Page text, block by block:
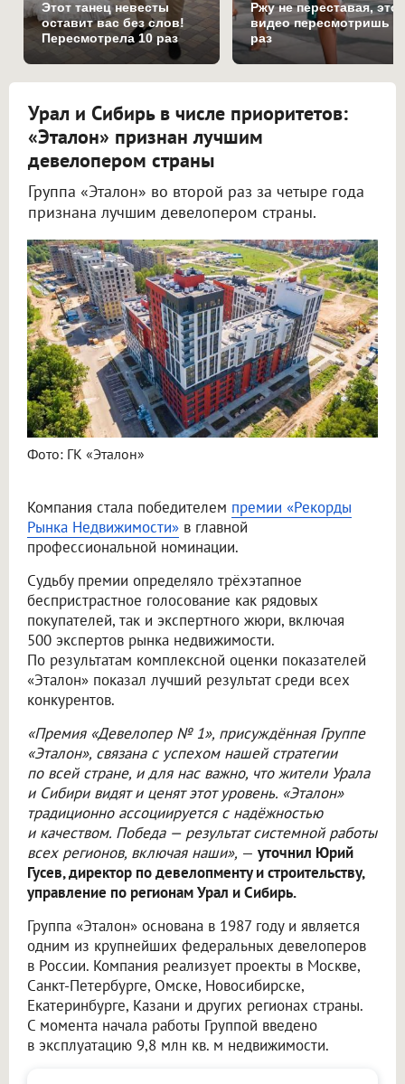
Этот танец невесты
оставит вас без слов!
Пересмотрела 10 раз
Ржу не переставая, это
видео пересмотришь
раз
Урал и Сибирь в числе приоритетов:
«Эталон» признан лучшим
девелопером страны
Группа «Эталон» во второй раз за четыре года
признана лучшим девелопером страны.
Фото: ГК «Эталон»
Компания стала победителем премии «Рекорды
Рынка Недвижимости» в главной
профессиональной номинации.
Судьбу премии определяло трёхэтапное
беспристрастное голосование как рядовых
покупателей, так и экспертного жюри, включая
500 экспертов рынка недвижимости.
По результатам комплексной оценки показателей
«Эталон» показал лучший результат среди всех
конкурентов.
«Премия «Девелопер № 1», присуждённая Группе
«Эталон», связана с успехом нашей стратегии
по всей стране, и для нас важно, что жители Урала
и Сибири видят и ценят этот уровень. «Эталон»
традиционно ассоциируется с надёжностью
и качеством. Победа — результат системной работы
всех регионов, включая наши», — уточнил Юрий
Гусев, директор по девелопменту и строительству,
управление по регионам Урал и Сибирь.
Группа «Эталон» основана в 1987 году и является
одним из крупнейших федеральных девелоперов
в России. Компания реализует проекты в Москве,
Санкт-Петербурге, Омске, Новосибирске,
Екатеринбурге, Казани и других регионах страны.
С момента начала работы Группой введено
в эксплуатацию 9,8 млн кв. м недвижимости.